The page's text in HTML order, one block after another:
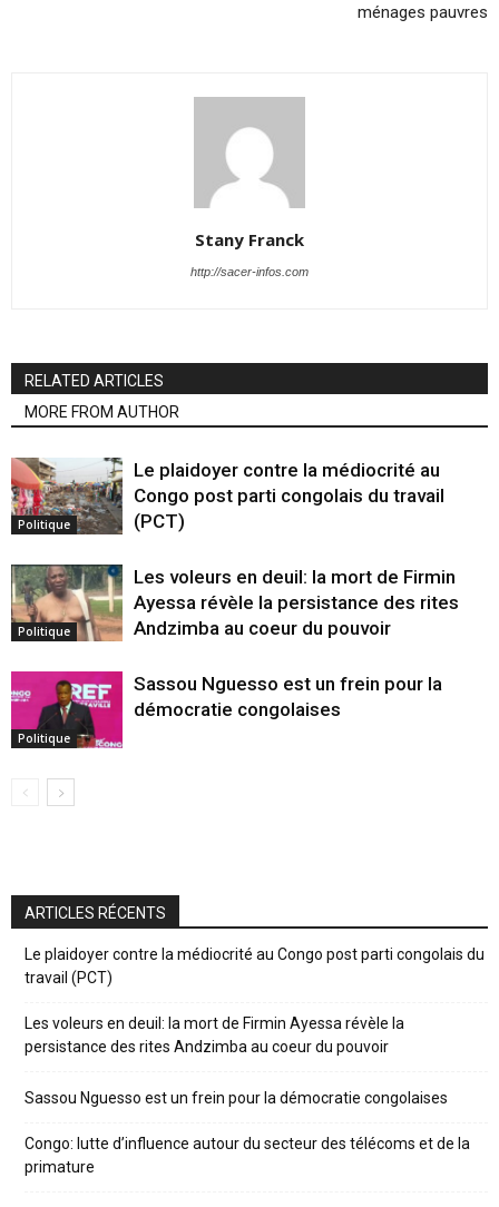
ménages pauvres
Stany Franck
http://sacer-infos.com
RELATED ARTICLES
MORE FROM AUTHOR
Politique
Le plaidoyer contre la médiocrité au
Congo post parti congolais du travail
(PCT)
Politique
Les voleurs en deuil: la mort de Firmin
Ayessa révèle la persistance des rites
Andzimba au coeur du pouvoir
Politique
Sassou Nguesso est un frein pour la
démocratie congolaises
ARTICLES RÉCENTS
Le plaidoyer contre la médiocrité au Congo post parti congolais du
travail (PCT)
Les voleurs en deuil: la mort de Firmin Ayessa révèle la
persistance des rites Andzimba au coeur du pouvoir
Sassou Nguesso est un frein pour la démocratie congolaises
Congo: lutte d’influence autour du secteur des télécoms et de la
primature